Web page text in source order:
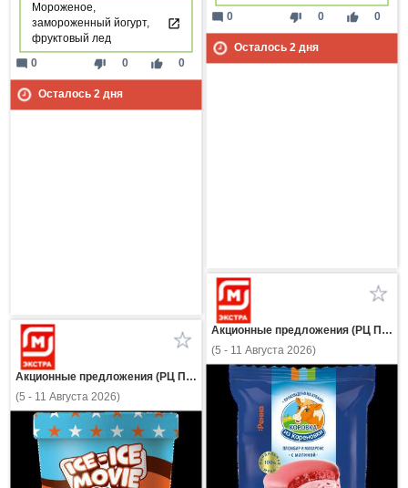
thumb_down 0 thumb_up 0
mode_comment 0
Осталось 2дня
Мороженое,
замороженный йогурт,
фруктовый лед
thumb_down 0 thumb_up 0
mode_comment 0
Осталось 2дня
Акционные предложения (РЦ Пнз)
(5 - 11 Августа 2026)
Акционные предложения (РЦ Пнз)
(5 - 11 Августа 2026)